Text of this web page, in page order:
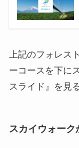
上記のフォレス
ーコースを下に
スライド』を見
スカイウォーク